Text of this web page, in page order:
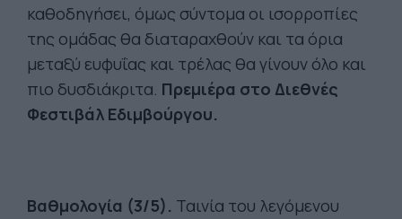
καθοδηγήσει, όμως σύντομα οι ισορροπίες
της ομάδας θα διαταραχθούν και τα όρια
μεταξύ ευφυΐας και τρέλας θα γίνουν όλο και
πιο δυσδιάκριτα. Πρεμιέρα στο Διεθνές
Φεστιβάλ Εδιμβούργου.
Βαθμολογία (3/5). Ταινία του λεγόμενου